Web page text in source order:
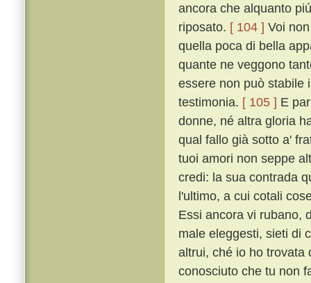
ancora che alquanto
riposato. [ 104 ] Voi
quella poca di bella
quante ne veggono
essere non può stabile
testimonia. [ 105 ] E
donne, né altra gloria
qual fallo già sotto a'
tuoi amori non seppe
credi: la sua contrada
l'ultimo, a cui cotali
Essi ancora vi rubano,
male eleggesti, sieti di
altrui, ché io ho trovata
conosciuto che tu non